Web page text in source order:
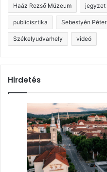
Haáz Rezső Múzeum jegyzet
publicisztika Sebestyén Péter
Székelyudvarhely videó
Hirdetés